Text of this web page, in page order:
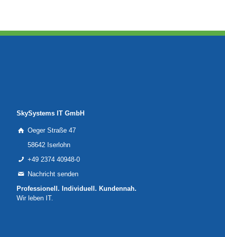
SkySystems IT GmbH
Oeger Straße 47
58642 Iserlohn
+49 2374 40948-0
Nachricht senden
Professionell. Individuell. Kundennah.
Wir leben IT.